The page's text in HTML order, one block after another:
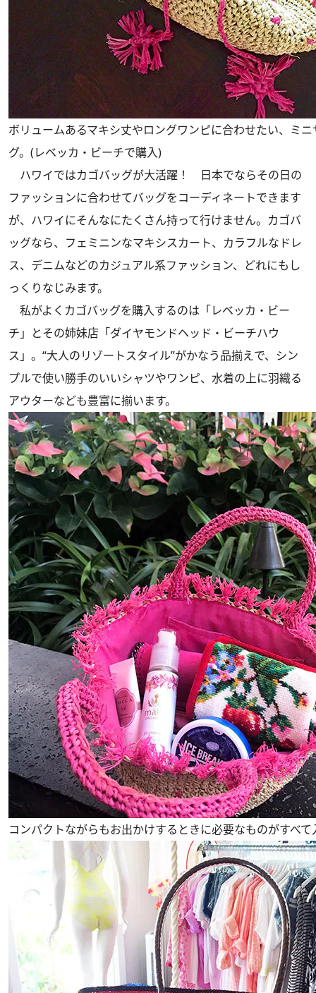
ボリュームあるマキシ丈やロングワンピに合わせたい、ミ
グ。(レベッカ・ビーチで購入)
ハワイではカゴバッグが大活躍！ 日本でならその日の
ファッションに合わせてバッグをコーディネートできます
が、ハワイにそんなにたくさん持って行けません。カゴバ
ッグなら、フェミニンなマキシスカート、カラフルなドレ
ス、デニムなどのカジュアル系ファッション、どれにもし
っくりなじみます。
私がよくカゴバッグを購入するのは「レベッカ・ビー
チ」とその姉妹店「ダイヤモンドヘッド・ビーチハウ
ス」。“大人のリゾートスタイル”がかなう品揃えで、シン
プルで使い勝手のいいシャツやワンピ、水着の上に羽織る
アウターなども豊富に揃います。
コンパクトながらもお出かけするときに必要なものがすべ